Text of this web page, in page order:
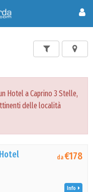
Hotel a Caprino 3 Stelle,
delle località
da€178
Info